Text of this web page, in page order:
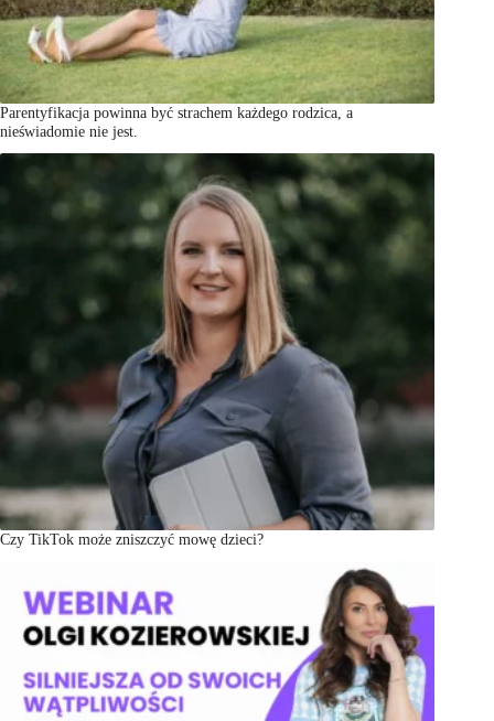
Parentyfikacja powinna być strachem każdego rodzica, a
nieświadomie nie jest.
Czy TikTok może zniszczyć mowę dzieci?